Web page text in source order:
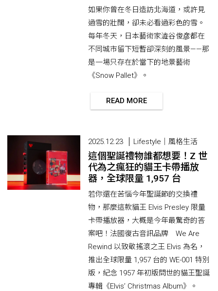
如果你曾在冬日造訪北海道，或許見
過雪的壯闊，卻未必看過彩色的雪。
每年冬天，日本藝術家澁谷俊彦都在
不同城市留下短暫卻深刻的風景——那
是一場只存在於當下的地景藝術
《Snow Pallet》。
READ MORE
2025.12.23 Lifestyle｜風格生活
這個聖誕禮物誰都想要！Z 世
代為之瘋狂的貓王卡帶播放
器，全球限量 1,957 台
若你還在苦惱今年聖誕節的交換禮
物，那麼這款貓王 Elvis Presley 限量
卡帶播放器，大概是今年最驚奇的答
案吧！法國復古音訊品牌 We Are
Rewind 以致敬搖滾之王 Elvis 為名，
推出全球限量 1,957 台的 WE-001 特別
版，紀念 1957 年初版問世的貓王聖誕
專輯《Elvis’ Christmas Album》。